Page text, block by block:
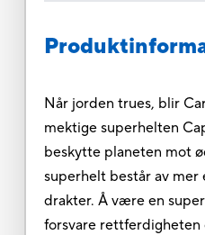
Når jorden trues, blir
mektige superhelten
beskytte planeten mot
superhelt består av mer
drakter. Å være en
forsvare rettferdigheten